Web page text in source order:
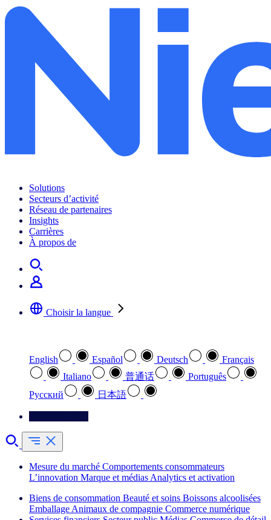
Solutions
Secteurs d’activité
Réseau de partenaires
Insights
Carrières
À propos de
Choisir la langue
English Español Deutsch
Français
Italiano
普通话
Português
Pусский
日本語
Mesure du marché Comportements consommateurs
L’innovation Marque et médias Analytics et activation
Biens de consommation Beauté et soins Boissons alcoolisées
Emballage Animaux de compagnie Commerce numérique